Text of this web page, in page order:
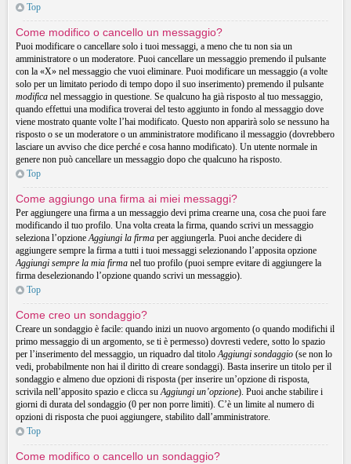
Top
Come modifico o cancello un messaggio?
Puoi modificare o cancellare solo i tuoi messaggi, a meno che tu non sia un
amministratore o un moderatore. Puoi cancellare un messaggio premendo il pulsante
con la «X» nel messaggio che vuoi eliminare. Puoi modificare un messaggio (a volte
solo per un limitato periodo di tempo dopo il suo inserimento) premendo il pulsante
modifica nel messaggio in questione. Se qualcuno ha già risposto al tuo messaggio,
quando effettui una modifica troverai del testo aggiunto in fondo al messaggio dove
viene mostrato quante volte l’hai modificato. Questo non apparirà solo se nessuno ha
risposto o se un moderatore o un amministratore modificano il messaggio (dovrebbero
lasciare un avviso che dice perché e cosa hanno modificato). Un utente normale in
genere non può cancellare un messaggio dopo che qualcuno ha risposto.
Top
Come aggiungo una firma ai miei messaggi?
Per aggiungere una firma a un messaggio devi prima crearne una, cosa che puoi fare
modificando il tuo profilo. Una volta creata la firma, quando scrivi un messaggio
seleziona l’opzioneAggiungi la firma per aggiungerla. Puoi anche decidere di
aggiungere sempre la firma a tutti i tuoi messaggi selezionando l’apposita opzione
Aggiungi sempre la mia firma nel tuo profilo (puoi sempre evitare di aggiungere la
firma deselezionando l’opzione quando scrivi un messaggio).
Top
Come creo un sondaggio?
Creare un sondaggio è facile: quando inizi un nuovo argomento (o quando modifichi il
primo messaggio di un argomento, se ti è permesso) dovresti vedere, sotto lo spazio
per l’inserimento del messaggio, un riquadro dal titoloAggiungi sondaggio (se non lo
vedi, probabilmente non hai il diritto di creare sondaggi). Basta inserire un titolo per il
sondaggio e almeno due opzioni di risposta (per inserire un’opzione di risposta,
scrivila nell’apposito spazio e clicca suAggiungi un’opzione). Puoi anche stabilire i
giorni di durata del sondaggio (0 per non porre limiti). C’è un limite al numero di
opzioni di risposta che puoi aggiungere, stabilito dall’amministratore.
Top
Come modifico o cancello un sondaggio?